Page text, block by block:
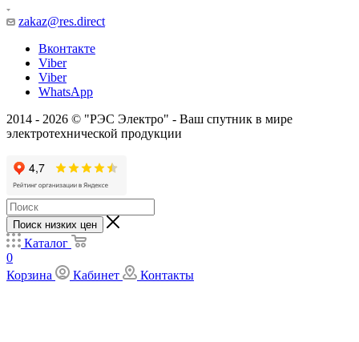
zakaz@res.direct
Вконтакте
Viber
Viber
WhatsApp
2014 - 2026 © "РЭС Электро" - Ваш спутник в мире
электротехнической продукции
Поиск низких цен
Каталог
0
Корзина
Кабинет Контакты